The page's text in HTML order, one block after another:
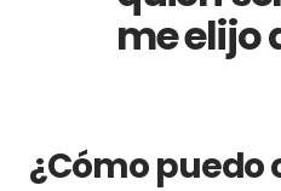
me elijo
¿Cómo puedo